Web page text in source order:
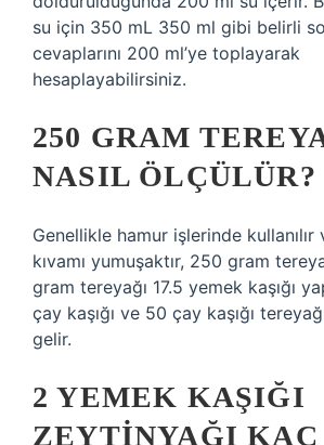
su için 350 mL 350 ml gibi belirli
cevaplarını 200 ml’ye toplayarak
hesaplayabilirsiniz.
250 GRAM
NASIL ÖLÇÜLÜR?
Genellikle hamur işlerinde kullanılır
kıvamı yumuşaktır, 250 gram
gram tereyağı 17.5 yemek kaşığı
çay kaşığı ve 50 çay kaşığı
gelir.
2 YEMEK KAŞIĞI
ZEYTINYAĞI KAÇ